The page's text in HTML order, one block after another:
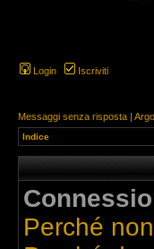
Login Iscriviti
Messaggi senza risposta |
Indice
Perché